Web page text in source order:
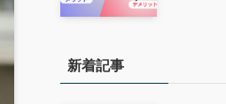
新着記事